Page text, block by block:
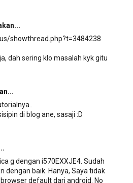
showthread.php?t=3484238
dah sering klo masalah kyk gitu
di blog ane, sasaji :D
g dengan i570EXXJE4. Sudah
dengan baik. Hanya, Saya tidak
default dari android. No